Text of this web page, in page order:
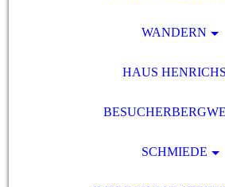
WANDERN
HAUS HENRICHS
SCHMIEDE